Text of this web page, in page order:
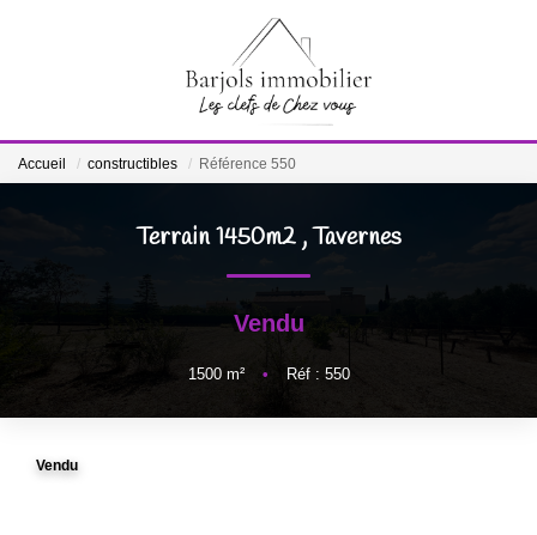
ACCUEIL
ESTIMATION
Accueil constructibles Référence 550
Terrain 1450m2 ,Tavernes
Vendu
1500m² • Réf : 550
Vendu